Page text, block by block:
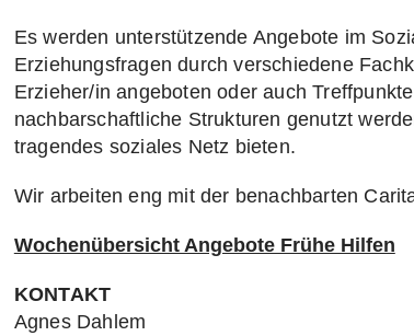
Es werden unterstützende Angebote im
Erziehungsfragen durch verschiedene
Erzieher/in angeboten oder auch
nachbarschaftliche Strukturen genutzt
tragendes soziales Netz bieten.
Wir arbeiten eng mit der benachbarten
Wochenübersicht Angebote Frühe Hilfen
KONTAKT
Agnes Dahlem